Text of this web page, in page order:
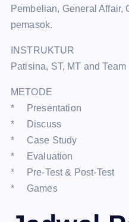
Pembelian, General Affair,
pemasok.
INSTRUKTUR
Patisina, ST, MT and Team
METODE
* Presentation
* Discuss
* Case Study
* Evaluation
* Pre-Test & Post-Test
* Games